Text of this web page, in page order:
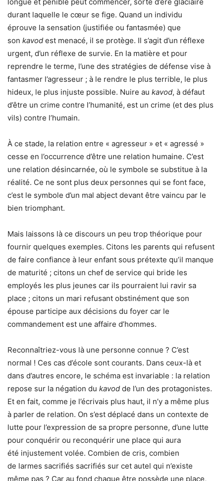
durant laquelle le cœur se fige. Quand un individu
éprouve la sensation (justifiée ou fantasmée) que
son kavod est menacé, il se protège. Il s’agit d’un réflexe
urgent, d’un réflexe de survie. En la matière et pour
reprendre le terme, l’une des stratégies de défense vise à
fantasmer l’agresseur ; à le rendre le plus terrible, le plus
hideux, le plus injuste possible. Nuire au kavod, à défaut
d’être un crime contre l’humanité, est un crime (et des plus
vils) contre l’humain.
À ce stade, la relation entre « agresseur » et « agressé »
cesse en l’occurrence d’être une relation humaine. C’est
une relation désincarnée, où le symbole se substitue à la
réalité. Ce ne sont plus deux personnes qui se font face,
c’est le symbole d’un mal abject devant être vaincu par le
bien triomphant.
Mais laissons là ce discours un peu trop théorique pour
fournir quelques exemples. Citons les parents qui refusent
de faire confiance à leur enfant sous prétexte qu’il manque
de maturité ; citons un chef de service qui bride les
employés les plus jeunes car ils pourraient lui ravir sa
place ; citons un mari refusant obstinément que son
épouse participe aux décisions du foyer car le
commandement est une affaire d’hommes.
Reconnaîtriez-vous là une personne connue ? C’est
normal ! Ces cas d’école sont courants. Dans ceux-là et
dans d’autres encore, le schéma est invariable : la relation
repose sur la négation du kavod de l’un des protagonistes.
Et en fait, comme je l’écrivais plus haut, il n’y a même plus
à parler de relation. On s’est déplacé dans un contexte de
lutte pour l’expression de sa propre personne, d’une lutte
pour conquérir ou reconquérir une place qui aura
été injustement volée. Combien de cris, combien
de larmes sacrifiés sacrifiés sur cet autel qui n’existe
même pas ? Car au fond chaque être possède une place,